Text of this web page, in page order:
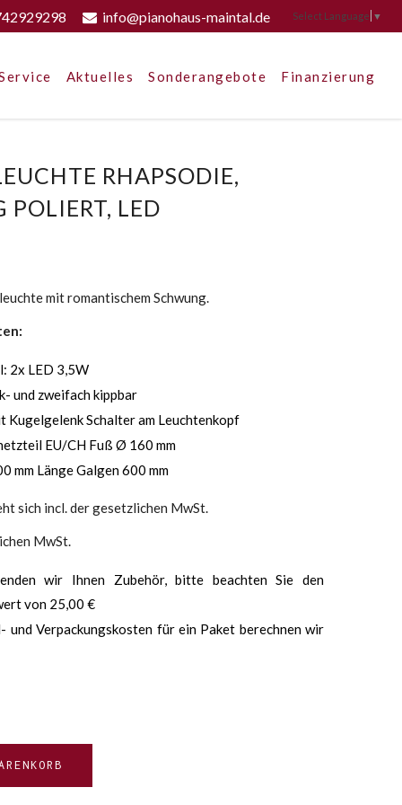
info@pianohaus-maintal.de Select Language ▼
Aktuelles Sonderangebote Finanzierung
RHAPSODIE,
POLIERT, LED
mit romantischem Schwung.
2x LED 3,5W
und zweifach kippbar
Kugelgelenk Schalter am Leuchtenkopf
EU/CH Fuß Ø 160 mm
mm Länge Galgen 600 mm
sich incl. der gesetzlichen MwSt.
MwSt.
wir Ihnen Zubehör, bitte beachten Sie den
von 25,00 €
und Verpackungskosten für ein Paket berechnen wir